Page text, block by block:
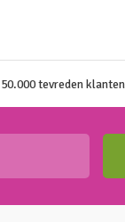
tevreden klanten